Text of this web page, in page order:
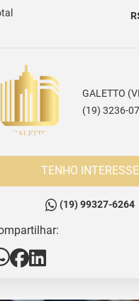
GALETTO
(19) 3236-
TENHO INTERESSE
(19) 99327-6264